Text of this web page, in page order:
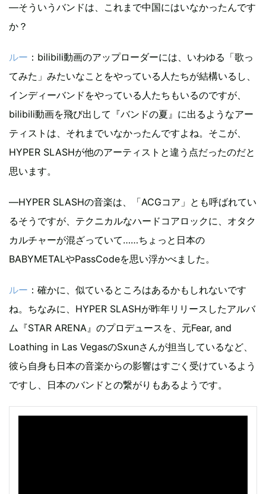
―そういうバンドは、これまで中国にはいなかったんです
か？
ルー ：bilibili動画のアップローダーには、いわゆる「歌っ
てみた」みたいなことをやっている人たちが結構いるし、
インディーバンドをやっている人たちもいるのですが、
bilibili動画を飛び出して『バンドの夏』に出るようなアー
ティストは、それまでいなかったんですよね。そこが、
HYPER SLASHが他のアーティストと違う点だったのだと
思います。
―HYPER SLASHの音楽は、「ACGコア」とも呼ばれてい
るそうですが、テクニカルなハードコアロックに、オタク
カルチャーが混ざっていて……ちょっと日本の
BABYMETALやPassCodeを思い浮かべました。
ルー ：確かに、似ているところはあるかもしれないです
ね。ちなみに、HYPER SLASHが昨年リリースしたアルバ
ム『STAR ARENA』のプロデュースを、元Fear, and
Loathing in Las VegasのSxunさんが担当しているなど、
彼ら自身も日本の音楽からの影響はすごく受けているよう
ですし、日本のバンドとの繋がりもあるようです。